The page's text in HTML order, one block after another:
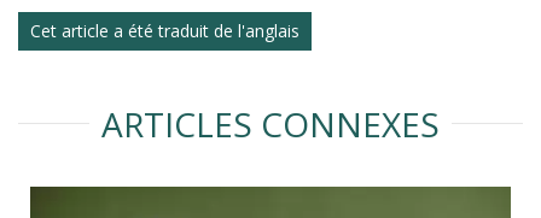
Cet article a été traduit de l'anglais
ARTICLES CONNEXES